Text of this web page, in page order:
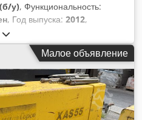
у), Функциональность:
, Год выпуска: 2012,
Atlas Copco XAS 67 DDG,
работы, объемный расход 3,5
Ква, соединения 1 x 230
YA3062560C0250310
Малое объявление